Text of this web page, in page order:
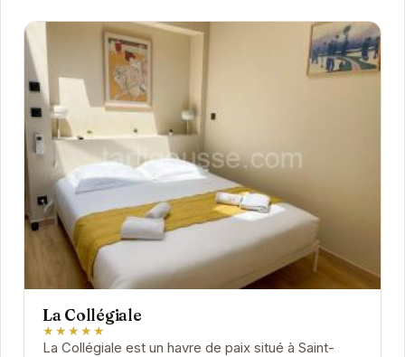
La Collégiale
★★★★★
La Collégiale est un havre de paix situé à Saint-